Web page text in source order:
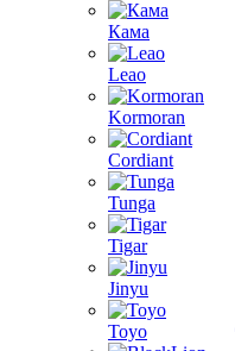
Кама
Leao
Kormoran
Cordiant
Tunga
Tigar
Jinyu
Toyo